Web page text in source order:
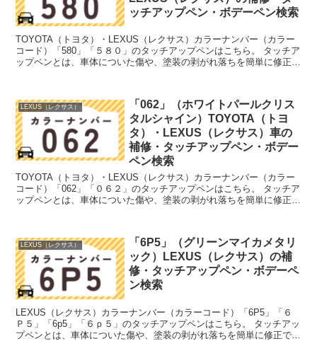
ッチアップペン・ボデーペン検索
TOYOTA（トヨタ）・LEXUS（レクサス）カラーナンバー（カラー
コード）「580」「５８０」のタッチアップペンはこちら。 タッチア
ップペンとは、車体についた傷や、塗装の剥がれ落ちを簡単に修正で
LEXUS（レクサス）
「062」（ホワイトパールクリス
タルシャイン）TOYOTA（トヨ
タ）・LEXUS（レクサス）車の
補修・タッチアップペン・ボデー
ペン検索
TOYOTA（トヨタ）・LEXUS（レクサス）カラーナンバー（カラー
コード）「062」「０６２」のタッチアップペンはこちら。 タッチア
ップペンとは、車体についた傷や、塗装の剥がれ落ちを簡単に修正で
LEXUS（レクサス）
「6P5」（グリーンマイカメタリ
ック）LEXUS（レクサス）の補
修・タッチアップペン・ボデーペ
ン検索
LEXUS（レクサス）カラーナンバー（カラーコード）「6P5」「６
Ｐ５」「6p5」「６ｐ５」のタッチアップペンはこちら。 タッチアッ
プペンとは、車体についた傷や、塗装の剥がれ落ちを簡単に修正でき